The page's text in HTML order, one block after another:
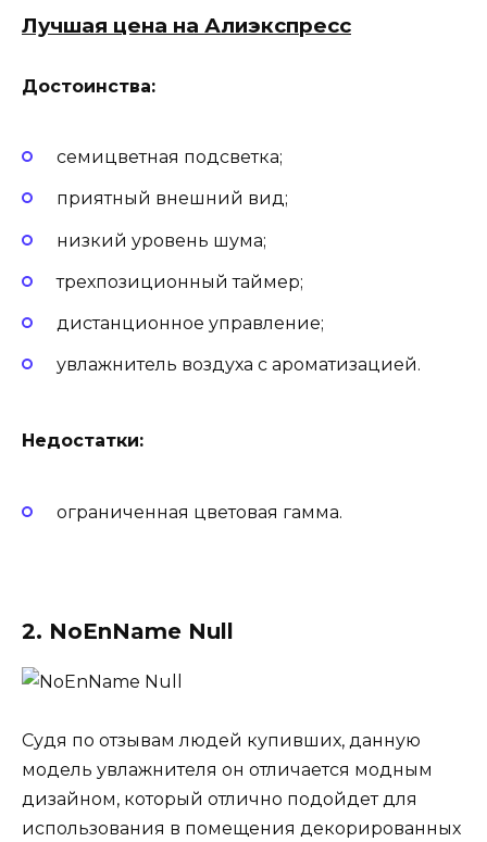
Лучшая цена на Алиэкспресс
Достоинства:
семицветная подсветка;
приятный внешний вид;
низкий уровень шума;
трехпозиционный таймер;
дистанционное управление;
увлажнитель воздуха с ароматизацией.
Недостатки:
ограниченная цветовая гамма.
2. NoEnName Null
Судя по отзывам людей купивших, данную
модель увлажнителя он отличается модным
дизайном, который отлично подойдет для
использования в помещения декорированных